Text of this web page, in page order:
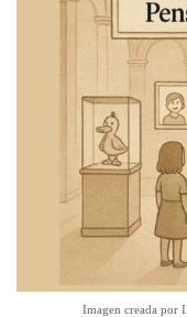
Imagen creada por